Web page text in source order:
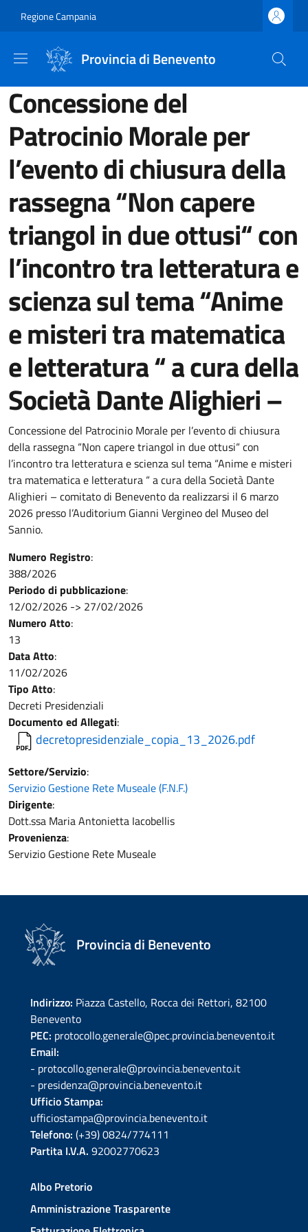
Regione Campania
Provincia di Benevento
Concessione del
Patrocinio Morale per
l’evento di chiusura della
rassegna “Non capere
triangol in due ottusi“ con
l’incontro tra letteratura e
scienza sul tema “Anime
e misteri tra matematica
e letteratura “ a cura della
Società Dante Alighieri –
Concessione del Patrocinio Morale per l’evento di chiusura
della rassegna “Non capere triangol in due ottusi“ con
l’incontro tra letteratura e scienza sul tema “Anime e misteri
tra matematica e letteratura “ a cura della Società Dante
Alighieri – comitato di Benevento da realizzarsi il 6 marzo
2026 presso l’Auditorium Gianni Vergineo del Museo del
Sannio.
Numero Registro:
388/2026
Periodo di pubblicazione:
12/02/2026 -> 27/02/2026
Numero Atto:
13
Data Atto:
11/02/2026
Tipo Atto:
Decreti Presidenziali
Documento ed Allegati:
decretopresidenziale_copia_13_2026.pdf
Settore/Servizio:
Servizio Gestione Rete Museale (F.N.F.)
Dirigente:
Dott.ssa Maria Antonietta Iacobellis
Provenienza:
Servizio Gestione Rete Museale
Provincia di Benevento
Indirizzo: Piazza Castello, Rocca dei Rettori, 82100
Benevento
PEC: protocollo.generale@pec.provincia.benevento.it
Email:
- protocollo.generale@provincia.benevento.it
- presidenza@provincia.benevento.it
Ufficio Stampa:
ufficiostampa@provincia.benevento.it
Telefono: (+39) 0824/774111
Partita I.V.A. 92002770623
Albo Pretorio
Amministrazione Trasparente